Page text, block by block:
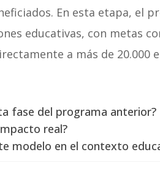
En esta etapa, el
educativas, con metas
a más de 20.000
fase del programa anterior?
real?
modelo en el contexto